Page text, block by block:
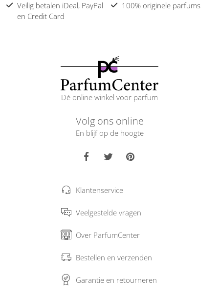
Veilig betalen iDeal, PayPal
en Credit Card
100% originele parfums
Dé online winkel voor parfum
Volg ons online
En blijf op de hoogte
Klantenservice
Veelgestelde vragen
Over ParfumCenter
Bestellen en verzenden
Garantie en retourneren